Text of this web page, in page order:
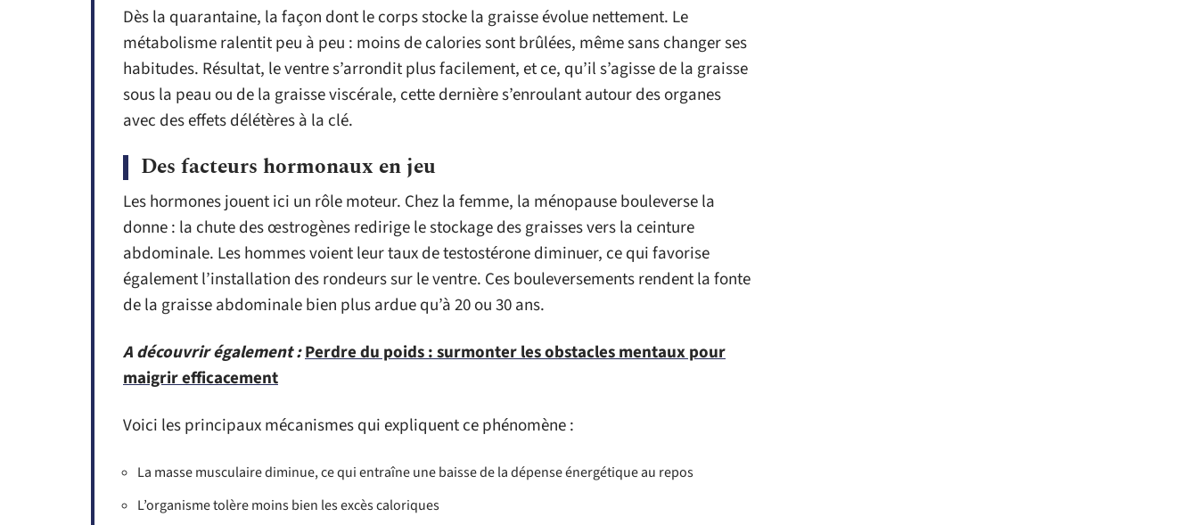
Dès la quarantaine, la façon dont le corps stocke la graisse évolue nettement. Le
métabolisme ralentit peu à peu : moins de calories sont brûlées, même sans changer ses
habitudes. Résultat, le ventre s’arrondit plus facilement, et ce, qu’il s’agisse de la graisse
sous la peau ou de la graisse viscérale, cette dernière s’enroulant autour des organes
avec des effets délétères à la clé.
Des facteurs hormonaux en jeu
Les hormones jouent ici un rôle moteur. Chez la femme, la ménopause bouleverse la
donne : la chute des œstrogènes redirige le stockage des graisses vers la ceinture
abdominale. Les hommes voient leur taux de testostérone diminuer, ce qui favorise
également l’installation des rondeurs sur le ventre. Ces bouleversements rendent la fonte
de la graisse abdominale bien plus ardue qu’à 20 ou 30 ans.
A découvrir également :Perdre du poids : surmonter les obstacles mentaux pour
maigrir efficacement
Voici les principaux mécanismes qui expliquent ce phénomène :
La masse musculaire diminue, ce qui entraîne une baisse de la dépense énergétique au repos
L’organisme tolère moins bien les excès caloriques